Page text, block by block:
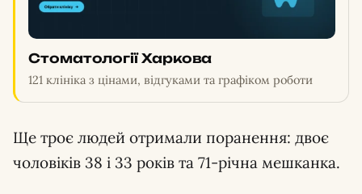
Стоматології Харкова
121 клініка з цінами, відгуками та графіком роботи
Ще троє людей отримали поранення: двоє
чоловіків 38 і 33 років та 71-річна мешканка.